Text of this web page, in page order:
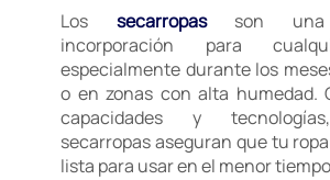
Los secarropasson una
incorporación para
especialmente durante los
o en zonas con alta humedad.
capacidades y
secarropas aseguran que tu
lista para usar en el menor